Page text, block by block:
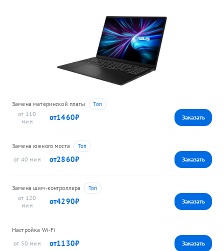
Замена материнской платы
110
1460
Замена южного моста
40
2860
Замена шим-контроллера
120
4290
Настройка Wi-Fi
50
1130